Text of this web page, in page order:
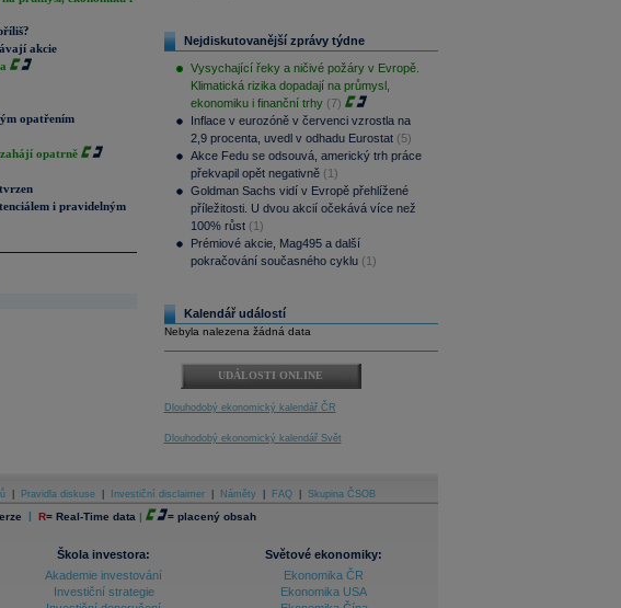
akcie
opatřením
opatrně
i pravidelným
Nejdiskutovanější zprávy týdne
Vysychající řeky a ničivé požáry v Evropě.
Klimatická rizika dopadají na průmysl,
ekonomiku i finanční trhy (7)
Inflace v eurozóně v červenci vzrostla na
2,9 procenta, uvedl v odhadu Eurostat (5)
Akce Fedu se odsouvá, americký trh práce
překvapil opět negativně (1)
Goldman Sachs vidí v Evropě přehlížené
příležitosti. U dvou akcií očekává více než
100% růst (1)
Prémiové akcie, Mag495 a další
pokračování současného cyklu (1)
Kalendář událostí
Nebyla nalezena žádná data
UDÁLOSTI ONLINE
Dlouhodobý ekonomický kalendář ČR
Dlouhodobý ekonomický kalendář Svět
Pravidla diskuse Investiční disclaimer Náměty FAQ Skupina ČSOB
| R= Real-Time data | = placený obsah
Škola investora:
Akademie investování
Investiční strategie
Světové ekonomiky:
Ekonomika ČR
Ekonomika USA